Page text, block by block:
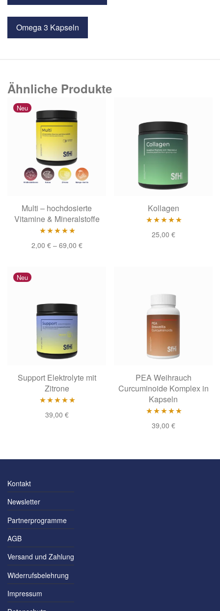
Omega 3 Kapseln
Ähnliche Produkte
Neu
Multi – hochdosierte
Vitamine & Mineralstoffe
Bewertet
2,00 €– 69,00 €
Kollagen
Bewertet mit
25,00 €
Neu
Support Elektrolyte mit
Zitrone
Bewertet mit
39,00 €
PEA Weihrauch
Curcuminoide Komplex in
Kapseln
Bewertet mit
39,00 €
Kontakt
Newsletter
Partnerprogramme
AGB
Versand und Zahlung
Widerrufsbelehrung
Impressum